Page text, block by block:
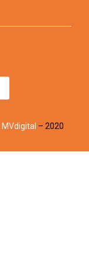
MVdigital – 2020